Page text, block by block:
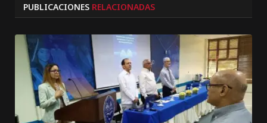
PUBLICACIONES RELACIONADAS